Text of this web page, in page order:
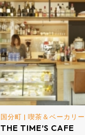
国分町 | 喫茶＆ベーカリー
THE TIME’S CAFE